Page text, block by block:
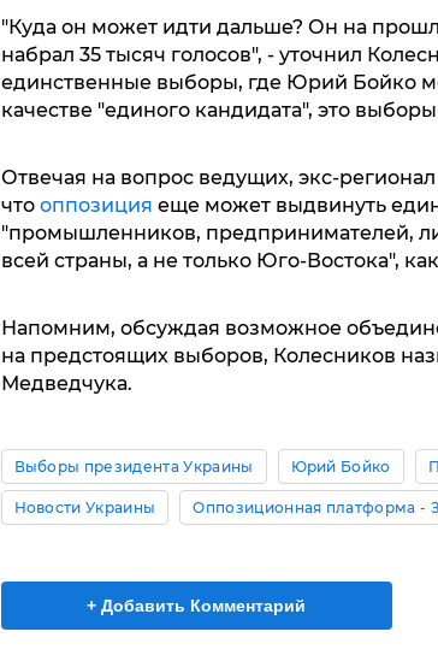
"Куда он может идти дальше? Он на
набрал 35 тысяч голосов", - уточнил
единственные выборы, где Юрий Бойко
качестве "единого кандидата", это
Отвечая на вопрос ведущих, экс-
что оппозиция еще может выдвинуть
"промышленников, предпринимателей,
всей страны, а не только Юго-Востока",
Напомним, обсуждая возможное
на предстоящих выборов, Колесников
Медведчука.
Выборы президента Украины Юрий Бойко
Новости Украины Оппозиционная платформа -
+ Добавить Комментарий